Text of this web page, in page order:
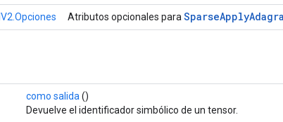
Atributos opcionales para SparseApply
como salida ()
Devuelve el identificador simbólico de un tensor.